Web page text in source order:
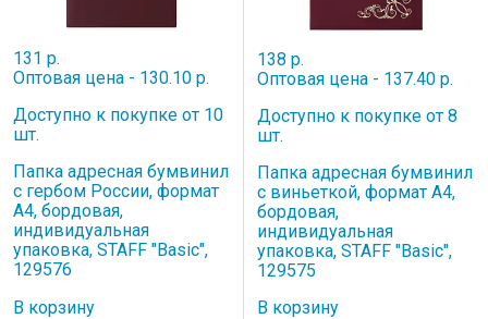
131 р.
Оптовая цена - 130.10 р.
Доступно к покупке от 10
шт.
Папка адресная бумвинил
с гербом России, формат
А4, бордовая,
индивидуальная
упаковка, STAFF "Basic",
129576
В корзину
138 р.
Оптовая цена - 137.40 р.
Доступно к покупке от 8
шт.
Папка адресная бумвинил
с виньеткой, формат А4,
бордовая,
индивидуальная
упаковка, STAFF "Basic",
129575
В корзину